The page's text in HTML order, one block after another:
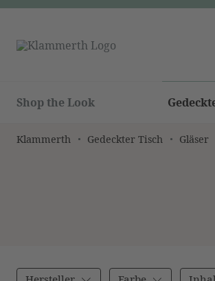
Shop the Look
Klammerth Gedeckter Tisch Gläser